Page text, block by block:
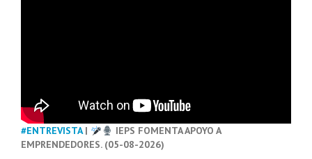
#ENTREVISTA|
IEPS FOMENTA APOYO A
EMPRENDEDORES. (05-08-2026)